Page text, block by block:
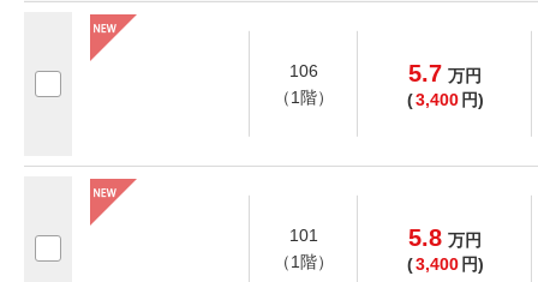
106
（1階）
5.7 万円
(3,400 円)
101
（1階）
5.8 万円
(3,400 円)